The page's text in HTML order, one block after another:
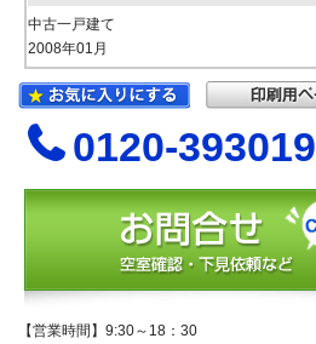
中古一戸建て
2008年01月
0120-393019
【営業時間】9:30～18：30